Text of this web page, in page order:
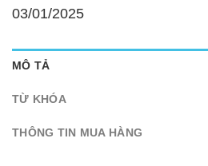
03/01/2025
MÔ TẢ
TỪ KHÓA
THÔNG TIN MUA HÀNG